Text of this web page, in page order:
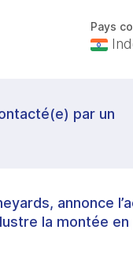
Pays
par un
annonce
la montée